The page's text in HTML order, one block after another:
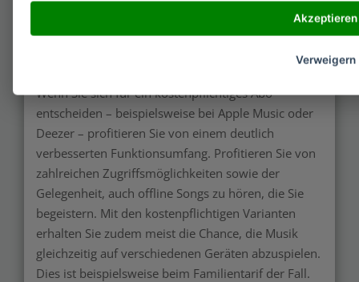
Welche Leistungen bieten
die kostenpflichtigen
Wenn Sie sich für ein kostenpflichtiges Abo
entscheiden – beispielsweise bei Apple Music oder
Deezer – profitieren Sie von einem deutlich
verbesserten Funktionsumfang. Profitieren Sie von
zahlreichen Zugriffsmöglichkeiten sowie der
Gelegenheit, auch offline Songs zu hören, die Sie
begeistern. Mit den kostenpflichtigen Varianten
erhalten Sie zudem meist die Chance, die Musik
gleichzeitig auf verschiedenen Geräten abzuspielen.
Dies ist beispielsweise beim Familientarif der Fall.
Akzeptieren
Verweigern